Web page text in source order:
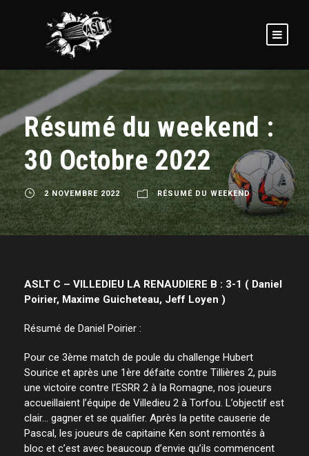
Résumé du weekend :
30 Octobre 2022
2 NOVEMBRE 2022 RÉSUMÉ DU WEEKEND
ASLT C – VILLEDIEU LA RENAUDIERE B : 3-1 ( Daniel
Poirier, Maxime Guicheteau, Jeff Loyen )
Résumé de Daniel Poirier :
Pour ce 3ème match de poule du challenge Hubert
Sourice et après une 1ère défaite contre Tillières 2, puis
une victoire contre l’ESRR 2 à la Romagne, nos joueurs
accueillaient l’équipe de Villedieu 2 à Torfou. L’objectif est
clair… gagner et se qualifier. Après la petite causerie de
Pascal, les joueurs de capitaine Ken sont remontés à
bloc et c’est avec beaucoup d’envie qu’ils commencent